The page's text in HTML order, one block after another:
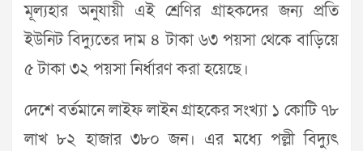
মূল্যহার অনুযায়ী এই শ্রেণির গ্রাহকদের জন্য প্রতি
ইউনিট বিদ্যুতের দাম ৪ টাকা ৬৩ পয়সা থেকে বাড়িয়ে
৫ টাকা ৩২ পয়সা নির্ধারণ করা হয়েছে।
দেশে বর্তমানে লাইফ লাইন গ্রাহকের সংখ্যা ১ কোটি ৭৮
লাখ ৮২ হাজার ৩৮০ জন। এর মধ্যে পল্লী বিদ্যুৎ